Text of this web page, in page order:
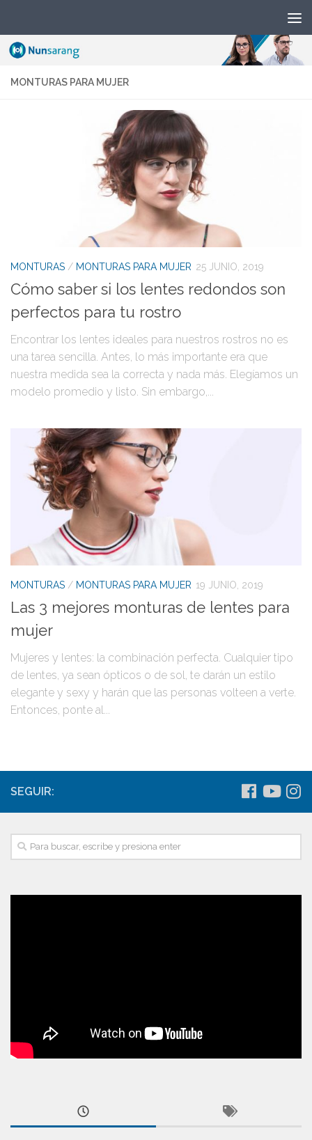
MONTURAS PARA MUJER
MONTURAS / MONTURAS PARA MUJER 25 JUNIO, 2019
Cómo saber si los lentes redondos son
perfectos para tu rostro
Encontrar los lentes ideales para nuestros rostros no es
una tarea sencilla. Antes, lo más importante era que
nuestra medida sea la correcta y nada más. Elegíamos un
modelo promedio y listo. Sin embargo,...
MONTURAS / MONTURAS PARA MUJER 19 JUNIO, 2019
Las 3 mejores monturas de lentes para
mujer
Mujeres y lentes: la combinación perfecta. Cualquier tipo
de lentes, ya sean ópticos o de sol, te darán un estilo
elegante y sexy y harán que las personas volteen a verte.
Entonces, ponte al...
SEGUIR: